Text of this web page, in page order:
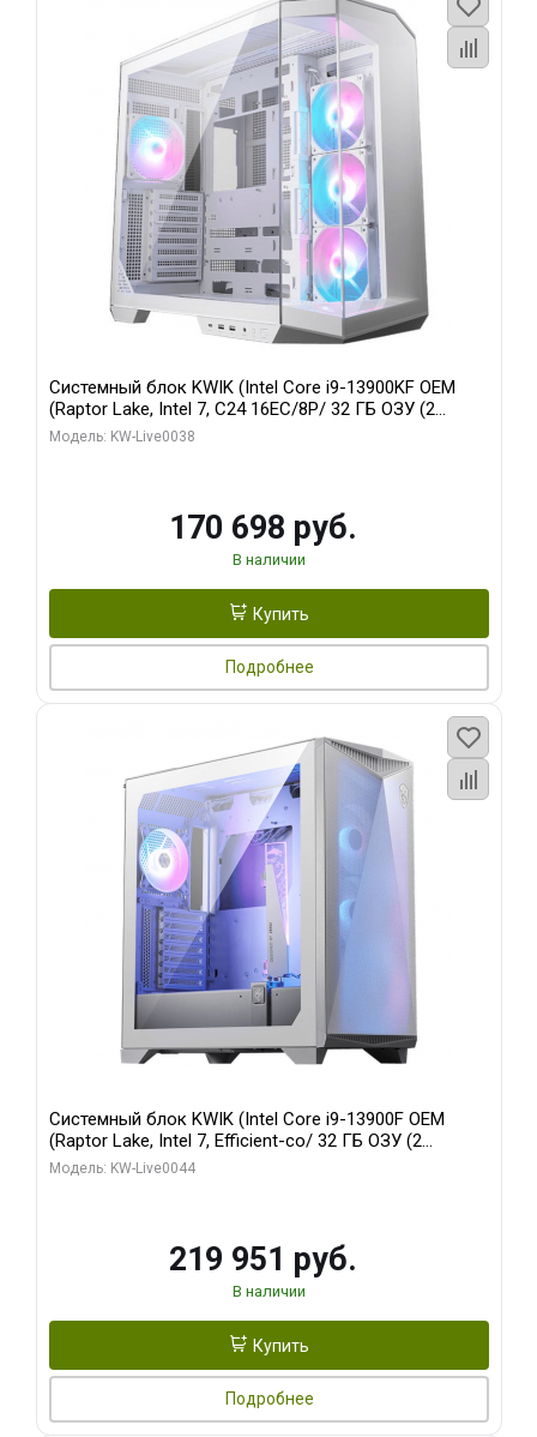
Системный блок KWIK (Intel Core i9-13900KF OEM
(Raptor Lake, Intel 7, C24 16EC/8P/ 32 ГБ ОЗУ (2
модуля)/ Gigabyte RX9070XT GAMING OC 16GB GDDR6
Модель: KW-Live0038
170 698 руб.
В наличии
Купить
Подробнее
Системный блок KWIK (Intel Core i9-13900F OEM
(Raptor Lake, Intel 7, Efficient-co/ 32 ГБ ОЗУ (2
модуля)/ Gigabyte RTX5070Ti AERO OC 16GB GDDR7
Модель: KW-Live0044
219 951 руб.
В наличии
Купить
Подробнее